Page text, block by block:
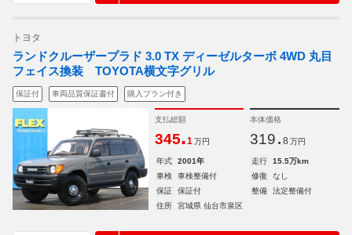
トヨタ
ランドクルーザープラド 3.0 TX ディーゼルターボ 4WD 丸目
フェイス換装 TOYOTA横文字グリル
保証付 車両品質保証書付 購入プラン付き
支払総額
345.1 万円
本体価格
319. 8 万円
年式 2001年 走行
15.5万km
車検
車検整備付 修復
なし
保証
保証付 整備
法定整備付
住所
宮城県 仙台市泉区